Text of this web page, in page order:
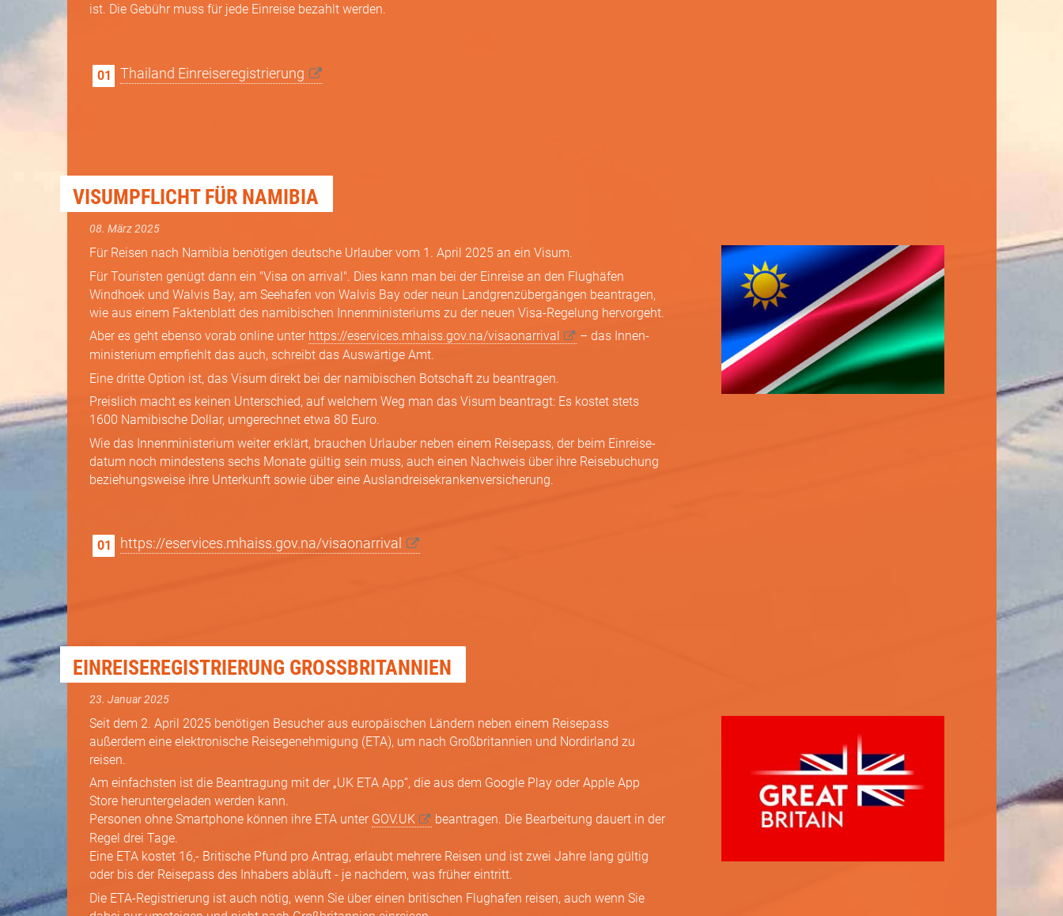
ist. Die Gebühr muss für jede Einreise bezahlt werden.
Thailand Einreiseregistrierung
VISUMPFLICHT FÜR NAMIBIA
08. März 2025
Für Reisen nach Namibia benötigen deutsche Urlauber vom 1. April 2025 an ein Visum.
Für Touristen genügt dann ein "Visa on arrival". Dies kann man bei der Einreise an den Flughäfen
Windhoek und Walvis Bay, am Seehafen von Walvis Bay oder neun Landgrenz­übergängen beantragen,
wie aus einem Faktenblatt des namibischen Innen­ministeriums zu der neuen Visa-Regelung hervorgeht.
Aber es geht ebenso vorab online unter https://eservices.mhaiss.gov.na/visaonarrival
– das Innen­
ministerium empfiehlt das auch, schreibt das Auswärtige Amt.
Eine dritte Option ist, das Visum direkt bei der namibischen Botschaft zu beantragen.
Preislich macht es keinen Unterschied, auf welchem Weg man das Visum beantragt: Es kostet stets
1600 Namibische Dollar, umgerechnet etwa 80 Euro.
Wie das Innen­ministerium weiter erklärt, brauchen Urlauber neben einem Reisepass, der beim Einreise­
datum noch mindestens sechs Monate gültig sein muss, auch einen Nachweis über ihre Reisebuchung
beziehungsweise ihre Unterkunft sowie über eine Ausland­reisekranken­versicherung.
https://eservices.mhaiss.gov.na/visaonarrival
EINREISEREGISTRIERUNG GROSSBRITANNIEN
23. Januar 2025
Seit dem 2. April 2025 benötigen Besucher aus europäischen Ländern neben einem Reisepass
außerdem eine elektronische Reisegenehmigung (ETA), um nach Großbritannien und Nordirland zu
reisen.
Am einfachsten ist die Beantragung mit der „UK ETA App“, die aus dem Google Play oder Apple App
Store heruntergeladen werden kann.
Personen ohne Smartphone können ihre ETA unter GOV.UK
beantragen. Die Bearbeitung dauert in der
Regel drei Tage.
Eine ETA kostet 16,- Britische Pfund pro Antrag, erlaubt mehrere Reisen und ist zwei Jahre lang gültig
oder bis der Reisepass des Inhabers abläuft - je nachdem, was früher eintritt.
Die ETA-Registrierung ist auch nötig, wenn Sie über einen britischen Flughafen reisen, auch wenn Sie